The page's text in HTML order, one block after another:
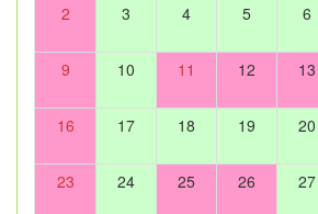
2 3 4 5 6
9 10 11 12 13
16 17 18 19 20
23 24 25 26 27